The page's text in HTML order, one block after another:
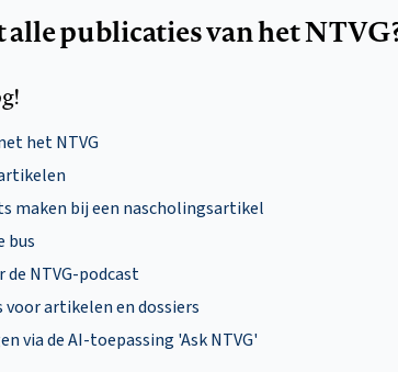
publicaties van het
het NTVG
maken bij een nascholingsartikel
bus
NTVG-podcast
artikelen en dossiers
via de AI-toepassing 'Ask NTVG'